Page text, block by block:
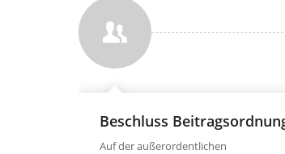
Beschluss
Auf der außerordentlichen